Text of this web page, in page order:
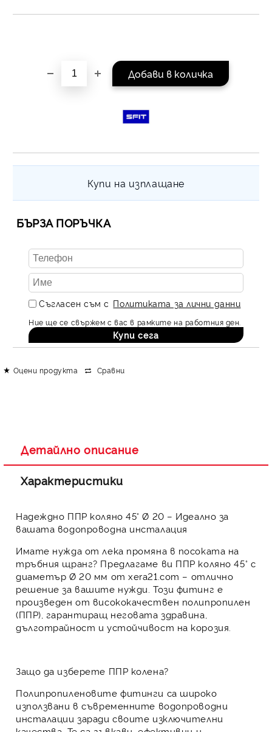
Купи на изплащане
БЪРЗА ПОРЪЧКА
Съгласен съм с Политиката за лични данни
Ние ще се свържем с вас в рамките на работния ден.
Оцени продукта Сравни
Детайлно описание
Характеристики
Надеждно ППР коляно 45° Ø 20 – Идеално за
вашата водопроводна инсталация
Имате нужда от лека промяна в посоката на
тръбния щранг? Предлагаме ви ППР коляно 45° с
диаметър Ø 20 мм отxera21.com – отлично
решение за вашите нужди. Този фитинг е
произведен от висококачествен полипропилен
(ППР) , гарантиращ неговата здравина,
дълготрайност и устойчивост на корозия.
Защо да изберете ППР колена?
Полипропиленовите фитинги са широко
използвани в съвременните водопроводни
инсталации заради своите изключителни